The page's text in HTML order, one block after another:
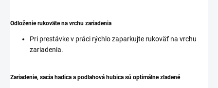
Odloženie rukoväte na vrchu zariadenia
Pri prestávke v práci rýchlo zaparkujte rukoväť na vrchu
zariadenia.
Zariadenie, sacia hadica a podlahová hubica sú optimálne zladené